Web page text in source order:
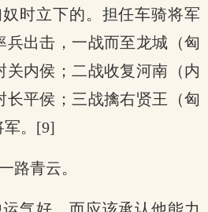
时立下的。担任车骑将军
兵出击，一战而至龙城（匈
关内侯；二战收复河南（内
长平侯；三战擒右贤王（匈
军。[9]
路青云。